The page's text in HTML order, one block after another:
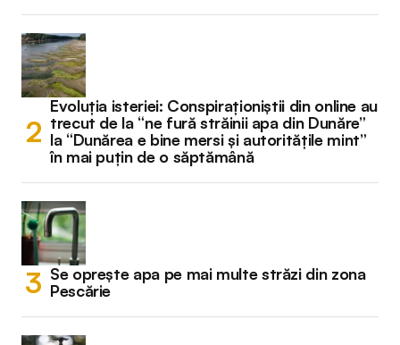
Evoluția isteriei: Conspiraționiștii din online au
trecut de la “ne fură străinii apa din Dunăre”
la “Dunărea e bine mersi și autoritățile mint”
în mai puțin de o săptămână
Se oprește apa pe mai multe străzi din zona
Pescărie